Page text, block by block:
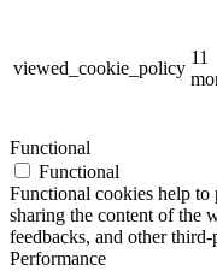
viewed_cookie_policy
11
Functional
Functional
Functional cookies help
sharing the content of the
feedbacks, and other third-
Performance